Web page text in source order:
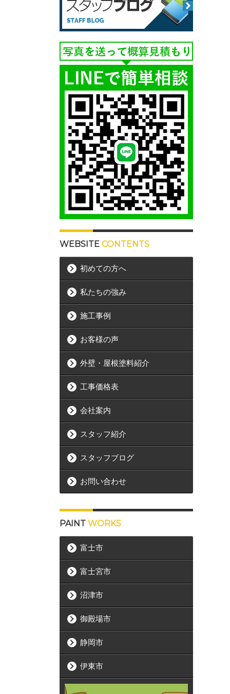
WEBSITE CONTENTS
初めての方へ
私たちの強み
施工事例
お客様の声
外壁・屋根塗料紹介
工事価格表
会社案内
スタッフ紹介
スタッフブログ
お問い合わせ
PAINT WORKS
富士市
富士宮市
沼津市
御殿場市
静岡市
伊東市